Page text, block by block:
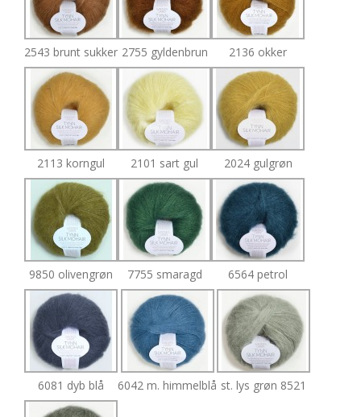
2543 brunt sukker 2755 gyldenbrun 2136 okker
2113 korngul 2101 sart gul 2024 gulgrøn
9850 olivengrøn 7755 smaragd 6564 petrol
6081 dyb blå 6042 m. himmelblå st. lys grøn 8521